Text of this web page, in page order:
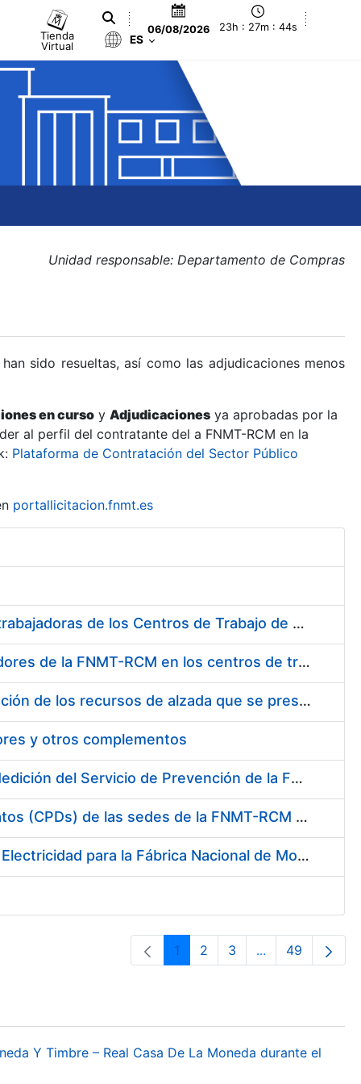
Tienda
Virtual
06/08/2026 23h : 27m : 45s
ES
Unidad responsable: Departamento de Compras
sido resueltas, así como las adjudicaciones menos
en curso y Adjudicaciones ya aprobadas por la
al perfil del contratante del a FNMT-RCM en la
Plataforma de Contratación del Sector Público
portallicitacion.fnmt.es
Suministro de Protectores Auditivos a medida para las personas trabajadoras de los Centros de Trabajo de Madrid y Burgos
Suministro de gafas graduadas antiproyecciones para los trabajadores de la FNMT-RCM en los centros de trabajo de Madrid y Burgos
Servicios de una empresa externa para el asesoramiento y resolución de los recursos de alzada que se presentan relacionados con procesos de selección para la FNMT-RCM
y otros complementos
Servicio de Calibración y Verificación Externa de los Equipos de Medición del Servicio de Prevención de la FNMT-RCM
Conexión mediante Fibra Óptica de los Centros de Proceso de Datos (CPDs) de las sedes de la FNMT-RCM de Burgos y Madrid
Contratación de acuerdo marco para el Suministro de Material de Electricidad para la Fábrica Nacional de Moneda y Timbre-Real Casa de la Moneda en su centro de trabajo de Burgos
Página
1 Página
2 Página
3 ...PáginasPágina
49
Y Timbre – Real Casa De La Moneda durante el